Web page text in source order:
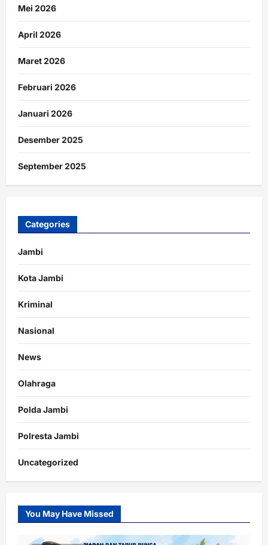
Mei 2026
April 2026
Maret 2026
Februari 2026
Januari 2026
Desember 2025
September 2025
Categories
Jambi
Kota Jambi
Kriminal
Nasional
News
Olahraga
Polda Jambi
Polresta Jambi
Uncategorized
You May Have Missed